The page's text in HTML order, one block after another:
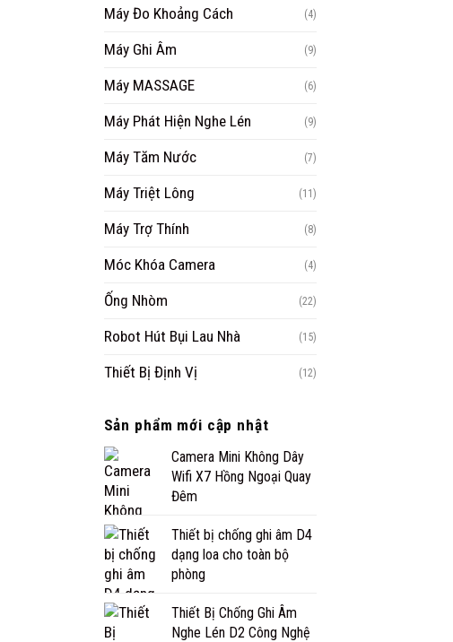
Máy Đo Khoảng Cách (4)
Máy Ghi Âm (9)
Máy MASSAGE (6)
Máy Phát Hiện Nghe Lén (9)
Máy Tăm Nước (7)
Máy Triệt Lông (11)
Máy Trợ Thính (8)
Móc Khóa Camera (4)
Ống Nhòm (22)
Robot Hút Bụi Lau Nhà (15)
Thiết Bị Định Vị (12)
Sản phẩm mới cập nhật
Camera Mini Không Dây
Wifi X7 Hồng Ngoại Quay
Đêm
Thiết bị chống ghi âm D4
dạng loa cho toàn bộ
phòng
Thiết Bị Chống Ghi Âm
Nghe Lén D2 Công Nghệ